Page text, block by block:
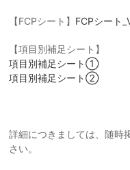
【FCPシート】 FCPシート
【項目別補足シート】
項目別補足シート①
項目別補足シート②
詳細につきましては、随時
さい。